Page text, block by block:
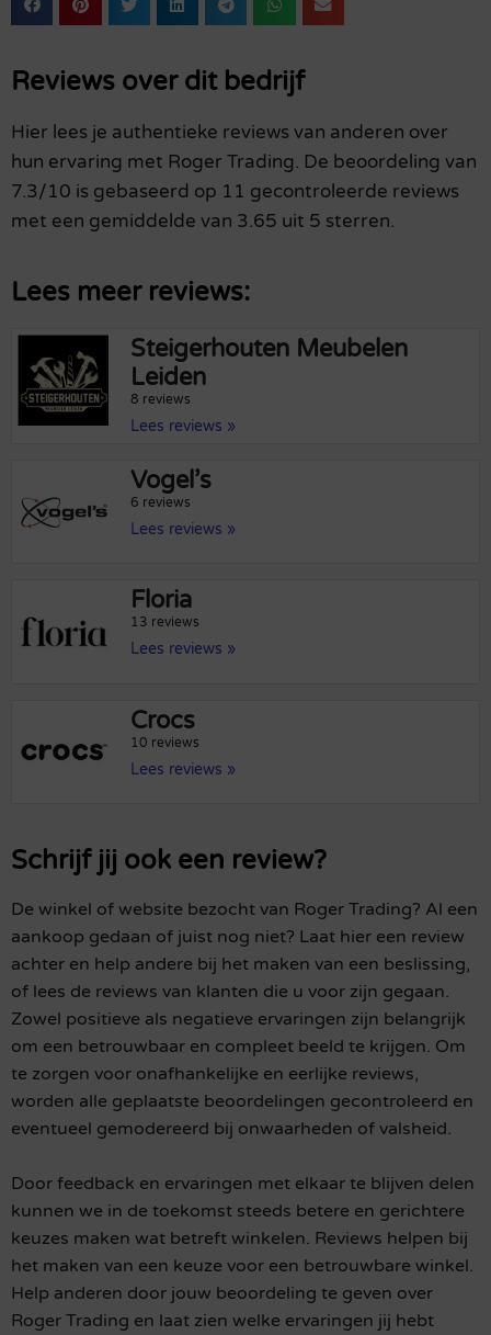
Reviews over dit bedrijf
Hier lees je authentieke reviews van anderen over
hun ervaring met Roger Trading. De beoordeling van
7.3/10 is gebaseerd op 11 gecontroleerde reviews
met een gemiddelde van 3.65 uit 5 sterren.
Lees meer reviews:
Steigerhouten Meubelen
Leiden
8 reviews
Lees reviews »
Vogel’s
6 reviews
Lees reviews »
Floria
13 reviews
Lees reviews »
Crocs
10 reviews
Lees reviews »
Schrijf jij ook een review?
De winkel of website bezocht van Roger Trading? Al een
aankoop gedaan of juist nog niet? Laat hier een review
achter en help andere bij het maken van een beslissing,
of lees de reviews van klanten die u voor zijn gegaan.
Zowel positieve als negatieve ervaringen zijn belangrijk
om een betrouwbaar en compleet beeld te krijgen. Om
te zorgen voor onafhankelijke en eerlijke reviews,
worden alle geplaatste beoordelingen gecontroleerd en
eventueel gemodereerd bij onwaarheden of valsheid.
Door feedback en ervaringen met elkaar te blijven delen
kunnen we in de toekomst steeds betere en gerichtere
keuzes maken wat betreft winkelen. Reviews helpen bij
het maken van een keuze voor een betrouwbare winkel.
Help anderen door jouw beoordeling te geven over
Roger Trading en laat zien welke ervaringen jij hebt